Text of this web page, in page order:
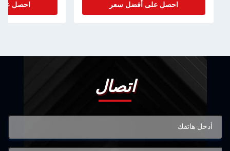
احصل على أفضل سعر احصل
اتصال